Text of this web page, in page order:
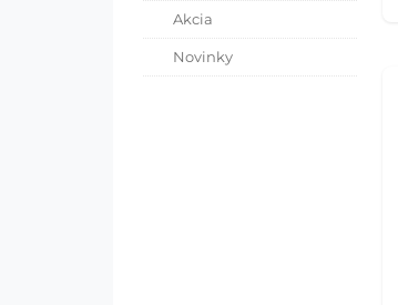
Akcia
Novinky